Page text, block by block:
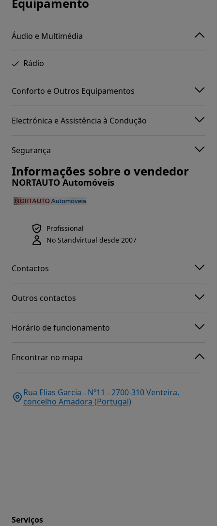
Equipamento
Áudio e Multimédia
Rádio
Conforto e Outros Equipamentos
Electrónica e Assistência à Condução
Segurança
Informações sobre o vendedor
NORTAUTO Automóveis
Profissional
No Standvirtual desde 2007
Contactos
Outros contactos
Horário de funcionamento
Encontrar no mapa
Rua Elias Garcia - Nº11 - 2700-310 Venteira,
concelho Amadora (Portugal)
Serviços